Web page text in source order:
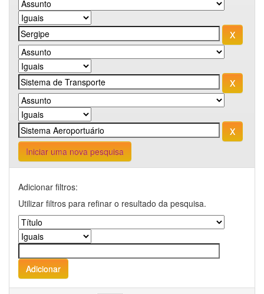
Iniciar uma nova pesquisa
Adicionar filtros:
Utilizar filtros para refinar o resultado da pesquisa.